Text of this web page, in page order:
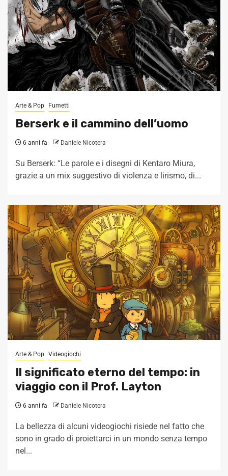
Arte & Pop Fumetti
Berserk e il cammino dell’uomo
6 anni fa Daniele Nicotera
Su Berserk: “Le parole e i disegni di Kentaro Miura,
grazie a un mix suggestivo di violenza e lirismo, di...
Arte & Pop Videogiochi
Il significato eterno del tempo: in
viaggio con il Prof. Layton
6 anni fa Daniele Nicotera
La bellezza di alcuni videogiochi risiede nel fatto che
sono in grado di proiettarci in un mondo senza tempo
nel...